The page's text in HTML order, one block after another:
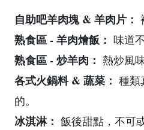
自助吧羊肉塊 & 羊肉片：
熟食區 - 羊肉燴飯： 味道
熟食區 - 炒羊肉： 熱炒風
各式火鍋料 & 蔬菜： 種類
的。
冰淇淋： 飯後甜點，不可